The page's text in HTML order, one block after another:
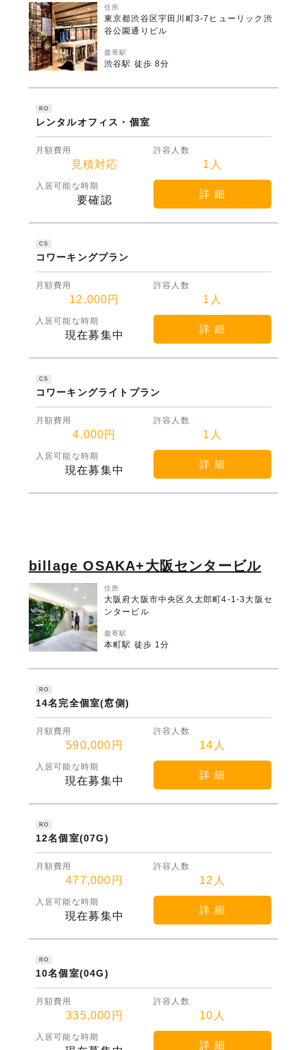
住所
東京都渋谷区宇田川町3-7ヒューリック渋
谷公園通りビル
最寄駅
渋谷駅 徒歩 8分
RO
レンタルオフィス・個室
月額費用
見積対応
許容人数
1人
入居可能な時期
要確認
詳 細
CS
コワーキングプラン
月額費用
12,000円
許容人数
1人
入居可能な時期
現在募集中
詳 細
CS
コワーキングライトプラン
月額費用
4,000円
許容人数
1人
入居可能な時期
現在募集中
詳 細
billage OSAKA+大阪センタービル
住所
大阪府大阪市中央区久太郎町4-1-3大阪セ
ンタービル
最寄駅
本町駅 徒歩 1分
RO
14名完全個室(窓側)
月額費用
590,000円
許容人数
14人
入居可能な時期
現在募集中
詳 細
RO
12名個室(07G)
月額費用
477,000円
許容人数
12人
入居可能な時期
現在募集中
詳 細
RO
10名個室(04G)
月額費用
335,000円
許容人数
10人
入居可能な時期
詳 細